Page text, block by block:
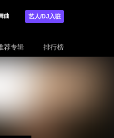
曲 艺人/DJ入驻
荐专辑 排行榜